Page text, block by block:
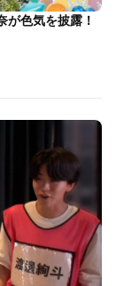
が色気を披露！